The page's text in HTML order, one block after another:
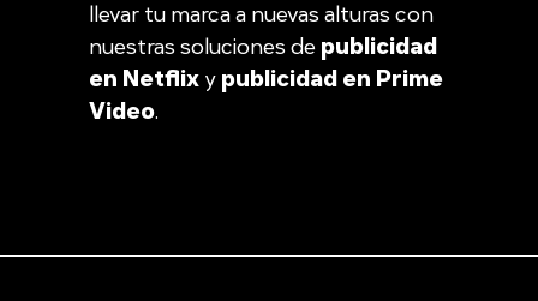
llevar tu marca a nuevas alturas con
nuestras soluciones de publicidad
en Netflix y publicidad en Prime
Video.